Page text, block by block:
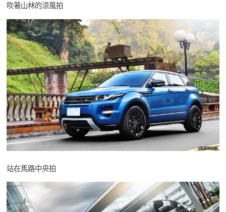
吹著山林的涼風拍
站在馬路中央拍